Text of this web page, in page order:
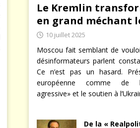
Le Kremlin
en grand méchant
10 juillet 2025
Moscou fait semblant de
désinformateurs parlent
Ce n’est pas un hasard.
européenne comme de
agressive» et le soutien à
De la «